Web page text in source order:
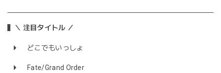
＼ 注目タイトル ／
どこでもいっしょ
Fate/Grand Order